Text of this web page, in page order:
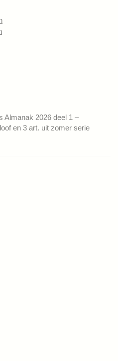
Almanak 2026 deel 1 –
en 3 art. uit zomer serie